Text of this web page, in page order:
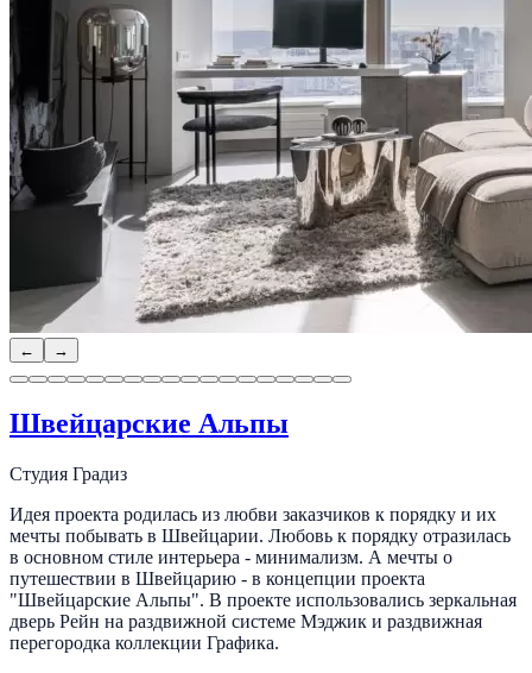
← →
Швейцарские Альпы
Студия Градиз
Идея проекта родилась из любви заказчиков к порядку и их
мечты побывать в Швейцарии. Любовь к порядку отразилась
в основном стиле интерьера - минимализм. А мечты о
путешествии в Швейцарию - в концепции проекта
"Швейцарские Альпы". В проекте использовались зеркальная
дверь Рейн на раздвижной системе Мэджик и раздвижная
перегородка коллекции Графика.